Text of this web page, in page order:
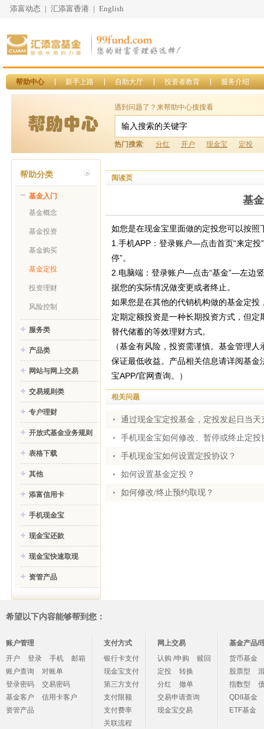
添富动态 | 汇添富香港 | English
帮助中心 新手上路 自助大厅 投资者教育 服务介绍
遇到问题了？来帮助中心搜搜看
热门搜索: 分红 开户 现金宝 定投
帮助分类
基金入门
基金概念
基金投资
基金购买
基金定投
投资理财
风险控制
服务类
产品类
网站与网上交易
交易规则类
专户理财
开放式基金业务规则
表格下载
其他
添富信用卡
手机现金宝
现金宝还款
现金宝快速取现
资管产品
阅读页
基
如您是在现金宝里面做的定投您可以按
1.手机APP：登录账户—点击首页“来定
停”。
2.电脑端：登录账户—点击“基金”—左边
据您的实际情况做变更或者终止。
如果您是在其他的代销机构做的基金定
定期定额投资是一种长期投资方式，但
替代储蓄的等效理财方式。
（基金有风险，投资需谨慎。基金管理
保证最低收益。产品相关信息请详阅基
宝APP/官网查询。）
相关问题
通过现金宝定投基金，定投发起日当
手机现金宝如何修改、暂停或终止定投
手机现金宝如何设置定投协议？
如何设置基金定投？
如何修改/终止预约取现？
希望以下内容能够帮到您：
账户管理
开户
登录 手机
邮箱
账户查询
对账单
登录密码
交易密码
基金客户
信用卡客户
资管产品
支付方式
银行卡支付
现金宝支付
第三方支付
支付限额
支付费率
关联流程
网上交易
认购 /申购
赎回
定投
转换
分红
撤单
交易申请查询
现金宝交易
基金产品/
货币基金
股票型
指数型
QDII基金
ETF基金